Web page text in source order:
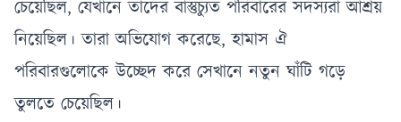
চেয়েছিল, যেখানে তাদের বাস্তুচ্যুত পরিবারের সদস্যরা আশ্রয়
নিয়েছিল। তারা অভিযোগ করেছে, হামাস ঐ
পরিবারগুলোকে উচ্ছেদ করে সেখানে নতুন ঘাঁটি গড়ে
তুলতে চেয়েছিল।